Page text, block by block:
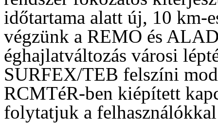
időtartama alatt új, 10 km-
végzünk a REMO és
éghajlatváltozás városi
SURFEX/TEB felszíni
RCMTéR-ben kiépített
folytatjuk a